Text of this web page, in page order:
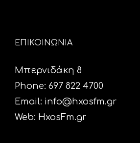
ΕΠΙΚΟΙΝΩΝΙΑ
Μπερνιδάκη 8
Phone: 697 822 4700
Email: info@hxosfm.gr
Web: HxosFm.gr